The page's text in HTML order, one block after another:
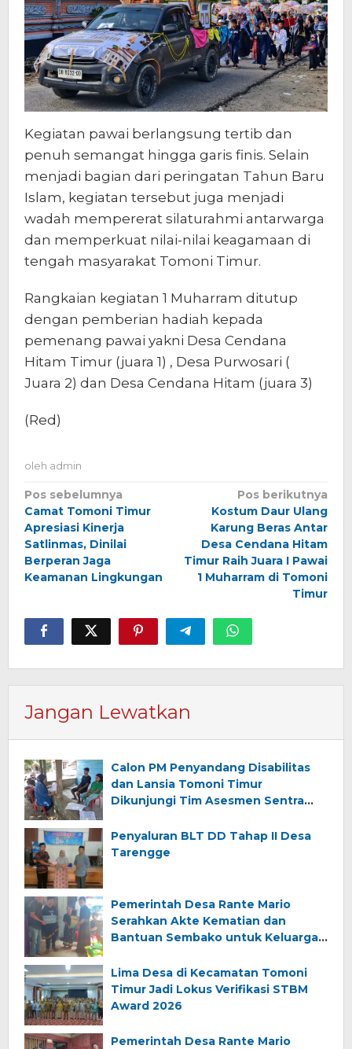
Kegiatan pawai berlangsung tertib dan
penuh semangat hingga garis finis. Selain
menjadi bagian dari peringatan Tahun Baru
Islam, kegiatan tersebut juga menjadi
wadah mempererat silaturahmi antarwarga
dan memperkuat nilai-nilai keagamaan di
tengah masyarakat Tomoni Timur.
Rangkaian kegiatan 1 Muharram ditutup
dengan pemberian hadiah kepada
pemenang pawai yakni Desa Cendana
Hitam Timur (juara 1) , Desa Purwosari (
Juara 2) dan Desa Cendana Hitam (juara 3)
(Red)
oleh admin
Navigasi
pos
Pos sebelumnya
Camat Tomoni Timur
Apresiasi Kinerja
Satlinmas, Dinilai
Berperan Jaga
Keamanan Lingkungan
Pos berikutnya
Kostum Daur Ulang
Karung Beras Antar
Desa Cendana Hitam
Timur Raih Juara I Pawai
1 Muharram di Tomoni
Timur
Jangan Lewatkan
Calon PM Penyandang Disabilitas
dan Lansia Tomoni Timur
Dikunjungi Tim Asesmen Sentra
Penyaluran BLT DD Tahap II Desa
Tarengge
Pemerintah Desa Rante Mario
Serahkan Akte Kematian dan
Bantuan Sembako untuk Keluarga
Lima Desa di Kecamatan Tomoni
Timur Jadi Lokus Verifikasi STBM
Award 2026
Pemerintah Desa Rante Mario